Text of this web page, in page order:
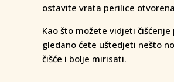
ostavite vrata perilice
Kao što možete vidjeti
gledano ćete uštedjeti nešto
čišće i bolje mirisati.